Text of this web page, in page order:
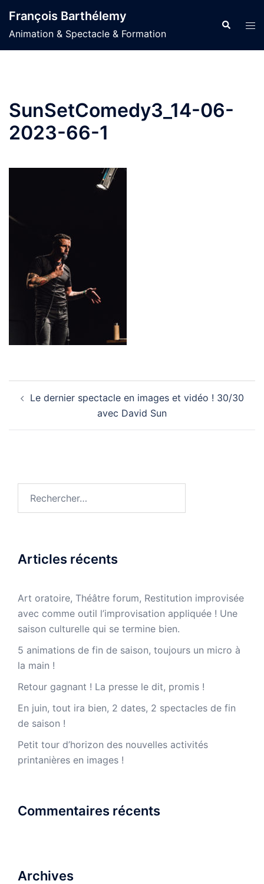
au
contenu
François Barthélemy
Animation & Spectacle & Formation
SunSetComedy3_14-06-
2023-66-1
d’article
Le dernier spectacle en images et vidéo ! 30/30
avec David Sun
Articles récents
Art oratoire, Théâtre forum, Restitution improvisée
avec comme outil l’improvisation appliquée ! Une
saison culturelle qui se termine bien.
5 animations de fin de saison, toujours un micro à
la main !
Retour gagnant ! La presse le dit, promis !
En juin, tout ira bien, 2 dates, 2 spectacles de fin
de saison !
Petit tour d’horizon des nouvelles activités
printanières en images !
Commentaires récents
Archives